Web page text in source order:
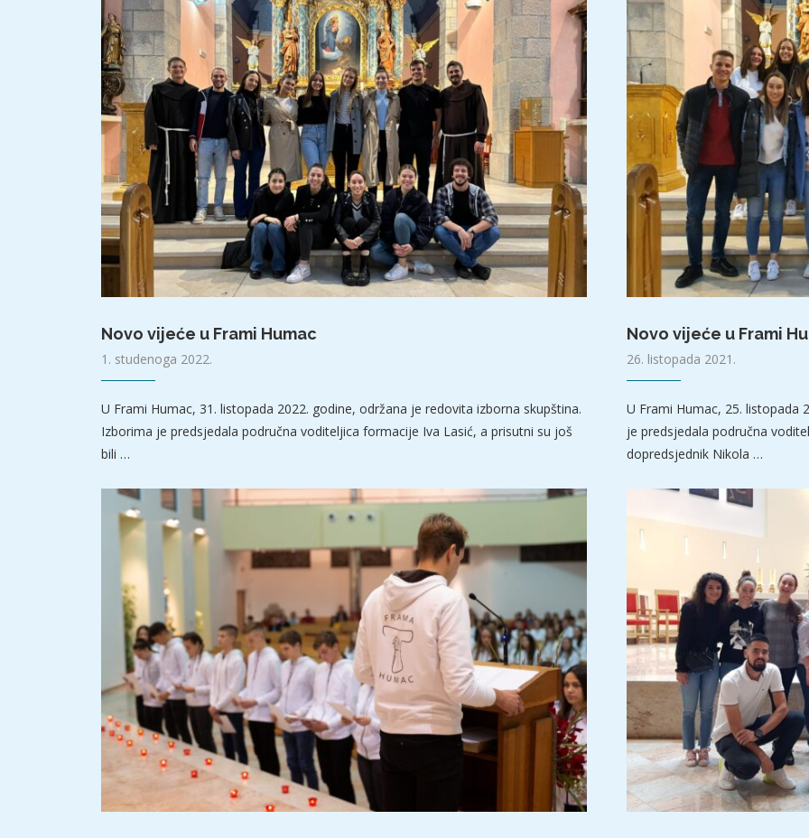
Novo vijeće u Frami Humac
1. studenoga 2022.
U Frami Humac, 31. listopada 2022. godine, održana je redovita izborna skupština.
Izborima je predsjedala područna voditeljica formacije Iva Lasić, a prisutni su još
bili …
Novo vijeće u Frami
26. listopada 2021.
U Frami Humac, 25. listopada
je predsjedala područna
dopredsjednik Nikola …